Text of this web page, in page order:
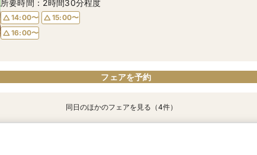
17:00〜
17:00〜
17:00〜
17:00〜
17:00〜
所要時間：2時間30分程度
14:00〜
15:00〜
16:00〜
フェアを予約
＜20～39名限定＞少人数・家族婚限定のお得プランをご用意！専
２組限定【料理重視必見】ゲスト想いの懐石フレンチ試食×全館見
＼初見学におすすめ☆豪華試食／おもてなしに重要なお料理”懐石
同日のほかのフェアを見る（4件）